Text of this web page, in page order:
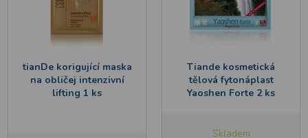
tianDe korigující maska
na obličej intenzivní
lifting 1 ks
Tiande kosmetická
tělová fytonáplast
Yaoshen Forte 2 ks
Skladem